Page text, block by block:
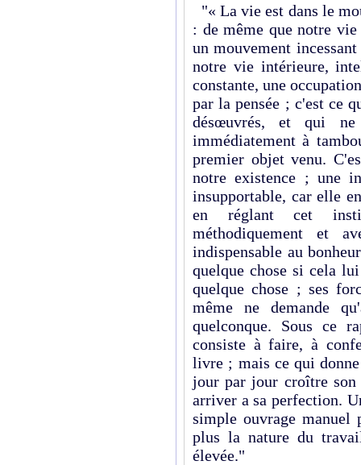
"« La vie est dans le
: de même que notre
un mouvement
notre vie intérieure,
constante, une
par la pensée ; c'est ce
désœuvrés, et qui
immédiatement à
premier objet venu.
notre existence ; une
insupportable, car elle
en réglant cet
méthodiquement et
indispensable au
quelque chose si cela
quelque chose ; ses
même ne demande
quelconque. Sous ce
consiste à faire, à
livre ; mais ce qui
jour par jour croître
arriver a sa perfection.
simple ouvrage manuel
plus la nature du
élevée."